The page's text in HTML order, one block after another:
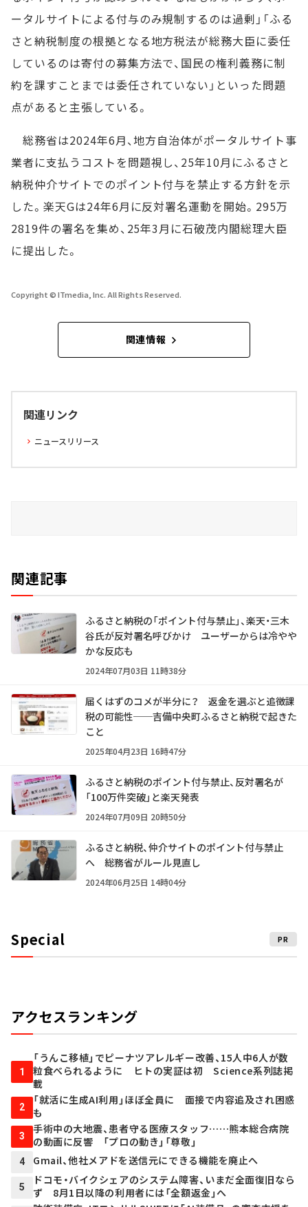
ータルサイトによる付与のみ規制するのは過剰」「ふる
さと納税制度の根拠となる地方税法が総務大臣に委任
しているのは寄付の募集方法で、国民の権利義務に制
約を課すことまでは委任されていない」といった問題
点があると主張している。
総務省は2024年6月、地方自治体がポータルサイト事
業者に支払うコストを問題視し、25年10月にふるさと
納税仲介サイトでのポイント付与を禁止する方針を示
した。楽天Gは24年6月に反対署名運動を開始。295万
2819件の署名を集め、25年3月に石破茂内閣総理大臣
に提出した。
Copyright © ITmedia, Inc. All Rights Reserved.
関連情報
関連リンク
ニュースリリース
関連記事
ふるさと納税の「ポイント付与禁止」、楽天・三木
谷氏が反対署名呼びかけ ユーザーからは冷やや
かな反応も
2024年07月03日 11時38分
届くはずのコメが半分に？ 返金を選ぶと追徴課
税の可能性──吉備中央町ふるさと納税で起きた
こと
2025年04月23日 16時47分
ふるさと納税のポイント付与禁止、反対署名が
「100万件突破」と楽天発表
2024年07月09日 20時50分
ふるさと納税、仲介サイトのポイント付与禁止
へ 総務省がルール見直し
2024年06月25日 14時04分
Special PR
アクセスランキング
1
「うんこ移植」でピーナツアレルギー改善、15人中6人が数
粒食べられるように ヒトの実証は初 Science系列誌掲
載
2
「就活に生成AI利用」ほぼ全員に 面接で内容追及され困惑
も
3
手術中の大地震、患者守る医療スタッフ……熊本総合病院
の動画に反響 「プロの動き」「尊敬」
4 Gmail、他社メアドを送信元にできる機能を廃止へ
5
ドコモ・バイクシェアのシステム障害、いまだ全面復旧なら
ず 8月1日以降の利用者には「全額返金」へ